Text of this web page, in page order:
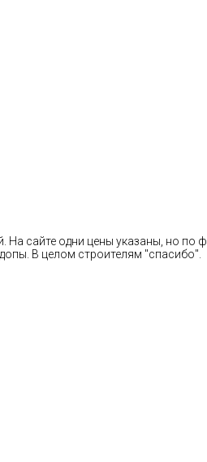
На сайте одни цены указаны, но по
В целом строителям "спасибо".